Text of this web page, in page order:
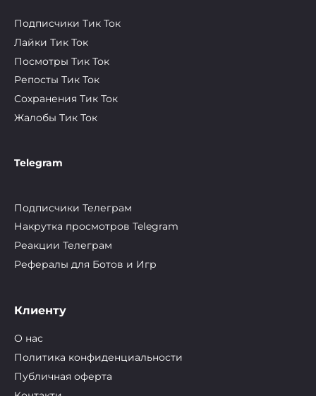
Подписчики Тик Ток
Лайки Тик Ток
Посмотры Тик Ток
Репосты Тик Ток
Сохранения Тик Ток
Жалобы Тик Ток
Telegram
Подписчики Телеграм
Накрутка просмотров Telegram
Реакции Телеграм
Рефералы для Ботов и Игр
Клиенту
О нас
Политика конфиденциальности
Публичная оферта